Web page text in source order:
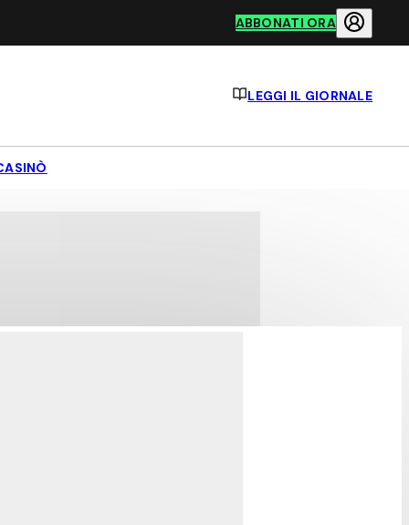
ABBONATI ORA
LEGGI IL GIORNALE